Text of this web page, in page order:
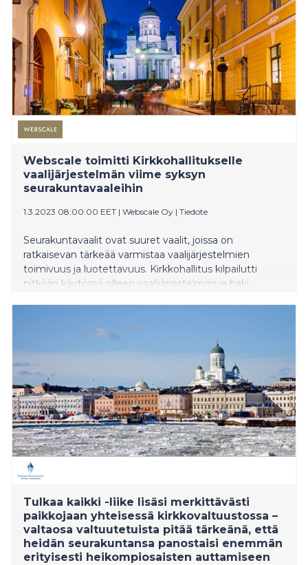
Webscale toimitti Kirkkohallitukselle
vaalijärjestelmän viime syksyn
seurakuntavaaleihin
1.3.2023 08:00:00 EET | Webscale Oy | Tiedote
Seurakuntavaalit ovat suuret vaalit, joissa on
ratkaisevan tärkeää varmistaa vaalijärjestelmien
toimivuus ja luotettavuus. Kirkkohallitus kilpailutti
pitkään käytössä olleen vaalijärjestelmän ja haki
palveleva vaalikone. Ohjelmistoyritys ja pitkän linjan
vaalikoneosaaja Webscale otti epäröimättä haasteen
vastaan ja aloitti yhteistyön Kirkkohallituksen kanssa.
Tulkaa kaikki -liike lisäsi merkittävästi
paikkojaan yhteisessä kirkkovaltuustossa –
valtaosa valtuutetuista pitää tärkeänä, että
heidän seurakuntansa panostaisi enemmän
erityisesti heikompiosaisten auttamiseen